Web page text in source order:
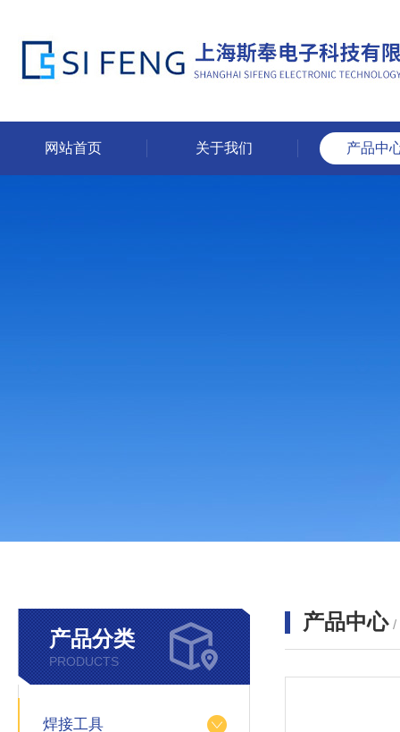
网站首页 关于我们 产品中
产品分类
PRODUCTS
焊接工具
产品中心 /